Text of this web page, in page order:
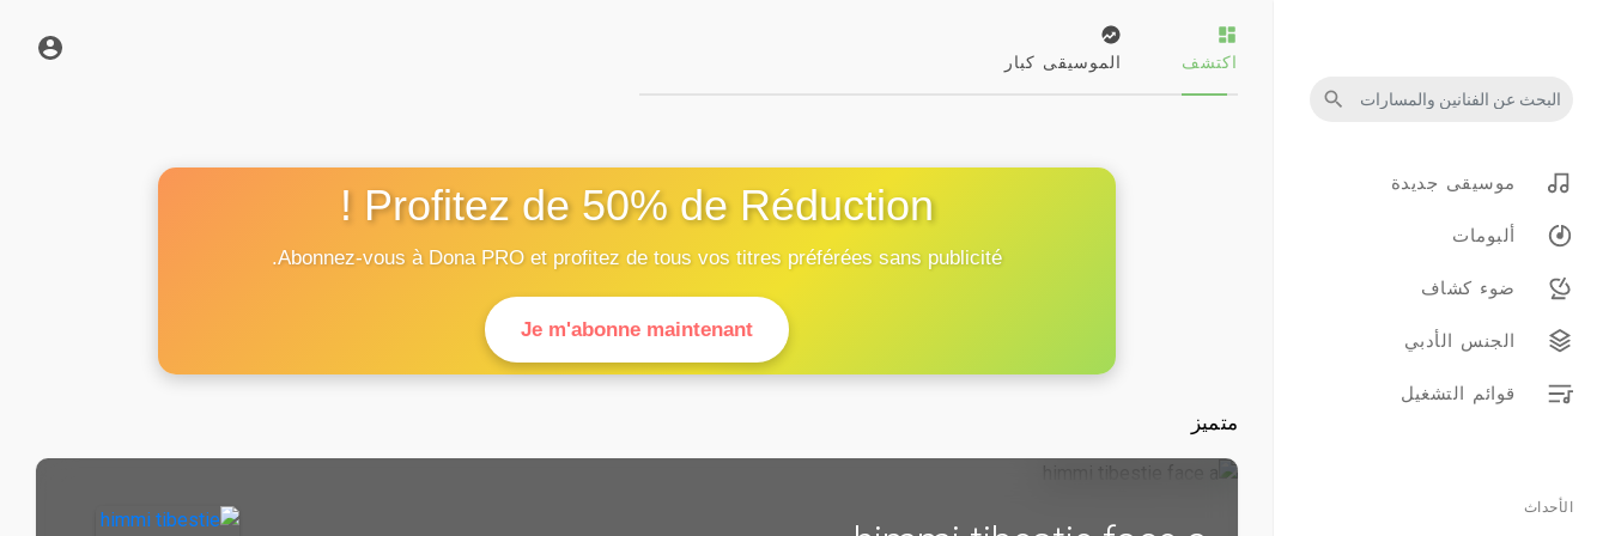
موسيقى جديدة
ألبومات
ضوء كشاف
الجنس الأدبي
قوائم التشغيل
الأحداث
اكتشف الموسيقى كبار
Profitez de 50% de Réduction !
Abonnez-vous à Dona PRO et profitez de tous vos titres préférées sans publicité.
Je m'abonne maintenant
متميز